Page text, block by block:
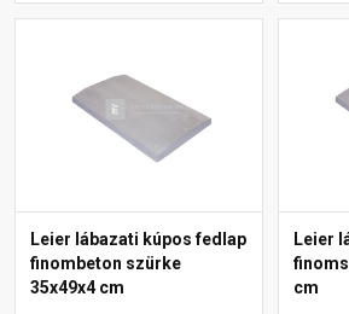
Leier lábazati kúpos fedlap
finombeton szürke
35x49x4 cm
Leier
cm